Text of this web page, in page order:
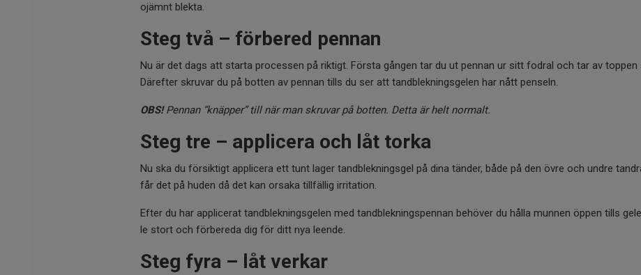
ojämnt blekta.
Steg två – förbered pennan
Nu är det dags att starta processen på riktigt. Första gången tar du ut pennan ur sitt fodral och tar av
Därefter skruvar du på botten av pennan tills du ser att tandblekningsgelen har nått penseln.
OBS!Pennan “knäpper” till när man skruvar på botten. Detta är helt normalt.
Steg tre – applicera och låt torka
Nu ska du försiktigt applicera ett tunt lager tandblekningsgel på dina tänder, både på den övre och undre
får det på huden då det kan orsaka tillfällig irritation.
Efter du har applicerat tandblekningsgelen med tandblekningspennan behöver du hålla munnen öppen tills
le stort och förbereda dig för ditt nya leende.
Steg fyra – låt verkar